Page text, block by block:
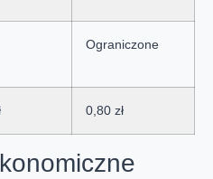
Ograniczone
0,80 zł